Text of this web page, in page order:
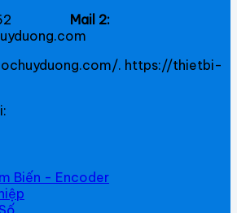
Mail 2:
. https://thietbi-
Biến - Encoder